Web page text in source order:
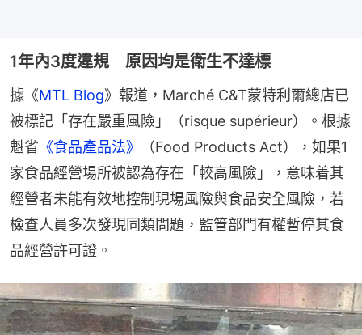
1年內3度違規 原因均是衛生不達標
據《MTL Blog》報道，Marché C&T蒙特利爾總店已
被標記「存在嚴重風險」（risque supérieur）。根據
魁省 《食品產品法》
（Food Products Act），如果1
家食品經營場所被認為存在「較高風險」，意味着其
經營者未能有效地控制現場風險與食品安全風險，若
檢查人員多次發現同類問題，監管部門有權暫停其食
品經營許可證。